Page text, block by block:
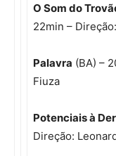
O Som do
22min –
Palavra (BA) –
Fiuza
Potenciais à
Direção: